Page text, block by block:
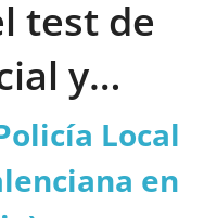
test de
y
Policía
Local
en